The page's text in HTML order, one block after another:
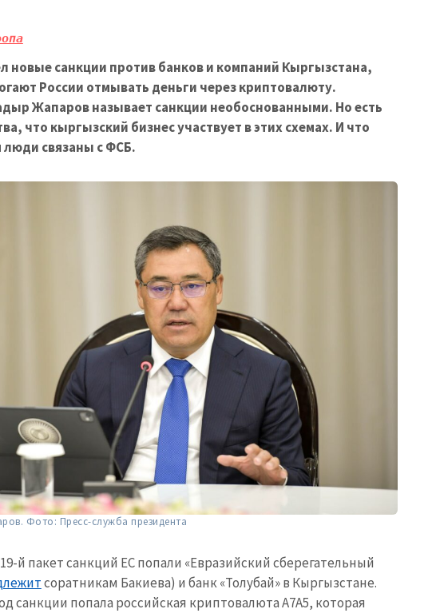
новые санкции против банков и компаний Кыргызстана,
России отмывать деньги через криптовалюту.
Жапаров называет санкции необоснованными. Но есть
что кыргызский бизнес участвует в этих схемах. И что
люди связаны с ФСБ.
Фото: Пресс-служба президента
й пакет санкций ЕС попали «Евразийский сберегательный
соратникам Бакиева) и банк «Толубай» в Кыргызстане.
санкции попала российская криптовалюта A7A5, которая